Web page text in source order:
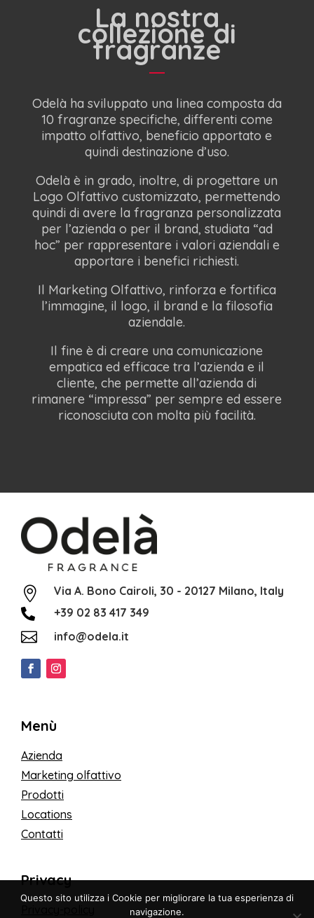
La nostra
collezione di
fragranze
Odelà ha sviluppato una linea composta da
10 fragranze specifiche, differenti come
impatto olfattivo, beneficio apportato e
quindi destinazione d’uso.
Odelà è in grado, inoltre, di progettare un
Logo Olfattivo customizzato, permettendo
quindi di avere la fragranza personalizzata
per l’azienda o per il brand, studiata “ad
hoc” per rappresentare i valori aziendali e
apportare i benefici richiesti.
Il Marketing Olfattivo, rinforza e fortifica
l’immagine, il logo, il brand e la filosofia
aziendale.
Il fine è di creare una comunicazione
empatica ed efficace tra l’azienda e il
cliente, che permette all’azienda di
rimanere “impressa” per sempre ed essere
riconosciuta con molta più facilità.
 Via A. Bono Cairoli, 30 - 20127 Milano, Italy
 +39 02 83 417 349
 info@odela.it
Menù
Azienda
Marketing olfattivo
Prodotti
Locations
Contatti
Privacy
Questo sito utilizza i Cookie per migliorare la tua esperienza di
navigazione.